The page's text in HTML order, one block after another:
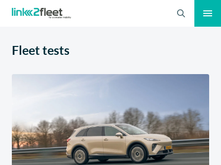
Zoeken
Fleet tests